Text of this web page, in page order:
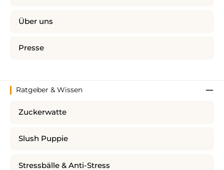
Über uns
Presse
Ratgeber & Wissen
Zuckerwatte
Slush Puppie
Stressbälle & Anti-Stress